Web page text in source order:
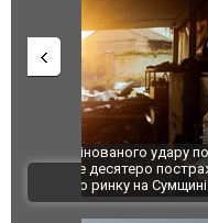
За 2000
Єкатеринбурзі
склад